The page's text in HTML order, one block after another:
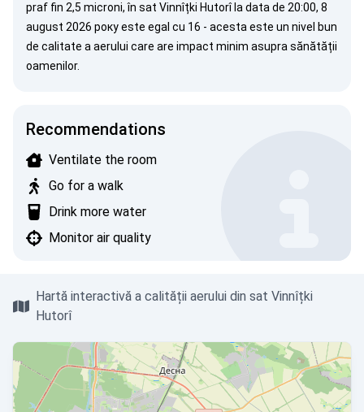
praf fin 2,5 microni, în sat Vinnîțki Hutorî la data de 20:00, 8
august 2026 року este egal cu 16 - acesta este un nivel bun
de calitate a aerului care are impact minim asupra sănătății
oamenilor.
Recommendations
Ventilate the room
Go for a walk
Drink more water
Monitor air quality
Hartă interactivă a calității aerului din sat Vinnîțki
Hutorî